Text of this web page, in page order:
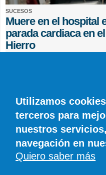
SUCESOS
Muere en el hospital
parada cardiaca en
Hierro
© SIROCO INFORMACIÓN SL |
886 |
Utilizamos
terceros para
nuestros
navegación en
Quiero saber más